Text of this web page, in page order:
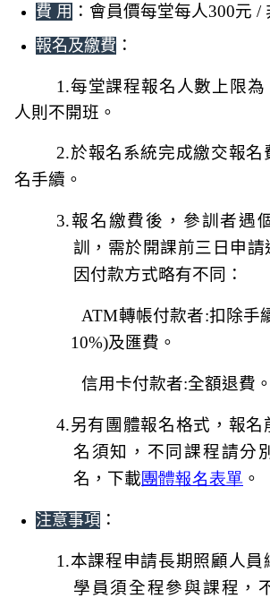
費 用 ：會員價每堂每人300元 /
報名及繳費 ：
1.每堂課程報名人數上限為
人則不開班。
2.於報名系統完成繳交報名
名手續。
3.報名繳費後，參訓者遇
訓，需於開課前三日申請
因付款方式略有不同：
ATM轉帳付款者:扣除手
10%)及匯費。
信用卡付款者:全額退費。
4.另有團體報名格式，報名
名須知，不同課程請分
名，下載團體報名表單 。
注意事項 ：
1.本課程申請長期照顧人員
學員須全程參與課程 ，